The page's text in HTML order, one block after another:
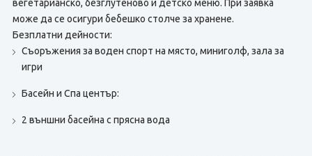
вегетарианско, безглутеново и детско меню. При заявка
може да се осигури бебешко столче за хранене.
Безплатни дейности:
Съоръжения за воден спорт на място, миниголф, зала за
игри
Басейн и Спа център:
2 външни басейна с прясна вода